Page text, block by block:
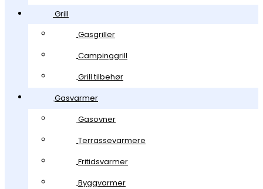
Grill
Gasgriller
Campinggrill
Grill tilbehør
Gasvarmer
Gasovner
Terrassevarmere
Fritidsvarmer
Byggvarmer